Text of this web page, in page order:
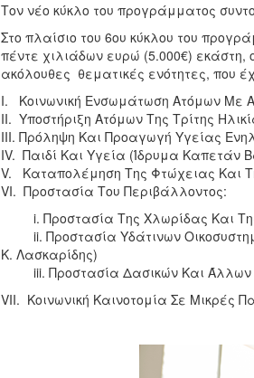
Τον νέο κύκλο του προγράμματος
Στο πλαίσιο του 6ου κύκλου του
πέντε χιλιάδων ευρώ (5.000€) εκάστη,
ακόλουθες θεματικές ενότητες, που
I. Κοινωνική Ενσωμάτωση Ατόμων Με
II. Υποστήριξη Ατόμων Της Τρίτης
III. Πρόληψη Και Προαγωγή Υγείας
IV. Παιδί Και Υγεία (Ίδρυμα Καπετάν
V. Καταπολέμηση Της Φτώχειας Και
VI. Προστασία Του Περιβάλλοντος:
i. Προστασία Της Χλωρίδας Και Της
ii. Προστασία Υδάτινων
Κ. Λασκαρίδης)
iii. Προστασία Δασικών Και Άλλων
VII. Κοινωνική Καινοτομία Σε Μικρές